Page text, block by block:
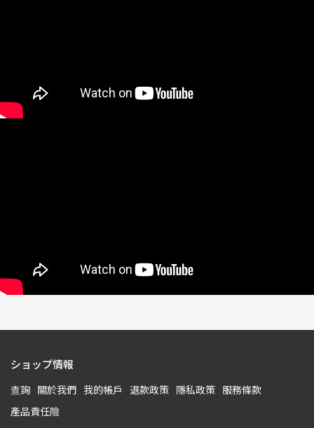
ショップ情報
查詢 關於我們 我的帳戶 退款政策 隱私政策 服務條款
產品責任險